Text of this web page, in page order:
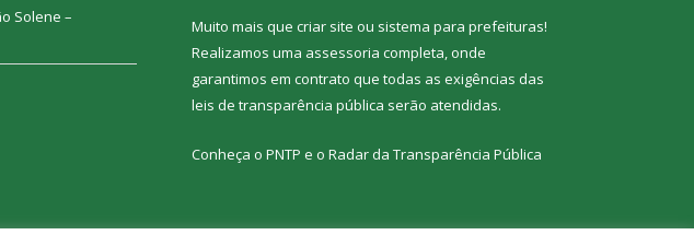
Solene –
Muito mais que criar site ou sistema para prefeituras!
Realizamos uma assessoria completa, onde
garantimos em contrato que todas as exigências das
leis de transparência pública serão atendidas.
Conheça o PNTP e o Radar da Transparência Pública